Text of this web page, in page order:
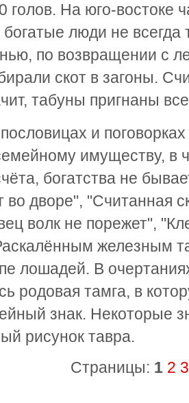
голов. На юго-востоке
люди не всегда
по возвращении с
скот в загоны.
табуны пригнаны
и
имуществу, в
богатства не
во дворе", "Считанная
волк не порежет",
железным
лошадей. В
родовая тамга, в
знак. Некоторые
рисунок тавра.
Страницы: 1 2 3